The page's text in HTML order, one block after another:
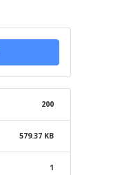
ZŠ
200
579.37 KB
1